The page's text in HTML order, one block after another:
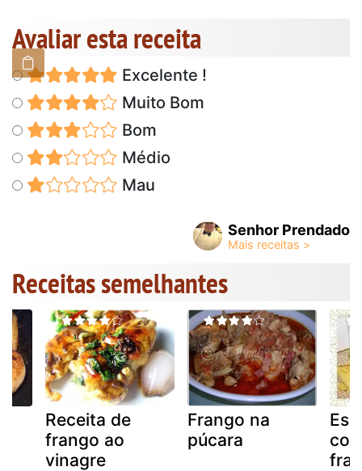
Avaliar esta receita
Excelente !
Muito Bom
Bom
Médio
Mau
Senhor Prendado
Receitas semelhantes
Receita de
frango ao
vinagre
Frango na
púcara